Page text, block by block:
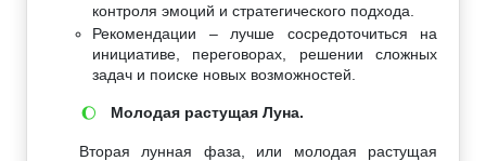
контроля эмоций и стратегического подхода.
Рекомендации – лучше сосредоточиться на
инициативе, переговорах, решении сложных
задач и поиске новых возможностей.
🌔 Молодая растущая Луна.
Вторая лунная фаза, или молодая растущая